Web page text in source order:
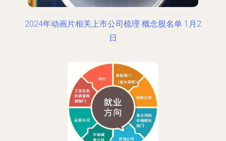
2024年动画片相关上市公司梳理 概念股名单 1月2
日